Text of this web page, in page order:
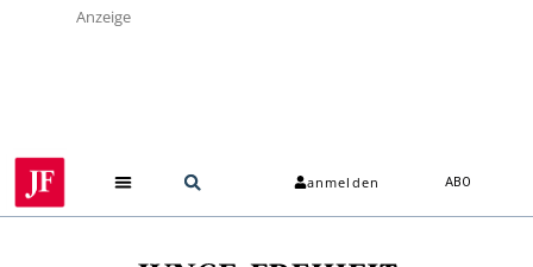
Anzeige
anmelden ABO